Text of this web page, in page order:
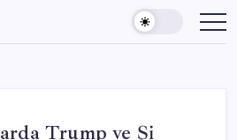
Trump ve Şi